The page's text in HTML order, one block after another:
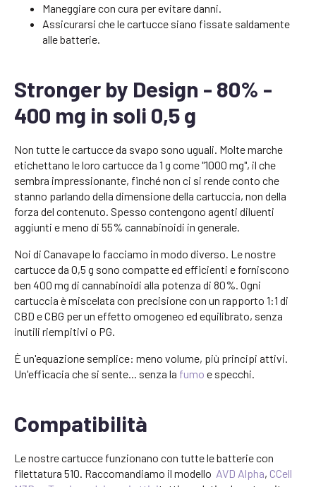
Maneggiare con cura per evitare danni.
Assicurarsi che le cartucce siano fissate saldamente
alle batterie.
Stronger by Design - 80% -
400 mg in soli 0,5 g
Non tutte le cartucce da svapo sono uguali. Molte marche
etichettano le loro cartucce da 1 g come "1000 mg", il che
sembra impressionante, finché non ci si rende conto che
stanno parlando della dimensione della cartuccia, non della
forza del contenuto. Spesso contengono agenti diluenti
aggiunti e meno di 55% cannabinoidi in generale.
Noi di Canavape lo facciamo in modo diverso. Le nostre
cartucce da 0,5 g sono compatte ed efficienti e forniscono
ben 400 mg di cannabinoidi alla potenza di 80%. Ogni
cartuccia è miscelata con precisione con un rapporto 1:1 di
CBD e CBG per un effetto omogeneo ed equilibrato, senza
inutili riempitivi o PG.
È un'equazione semplice: meno volume, più principi attivi.
Un'efficacia che si sente... senza la fumo e specchi.
Compatibilità
Le nostre cartucce funzionano con tutte le batterie con
filettatura 510. Raccomandiamo il modello AVD Alpha, CCell